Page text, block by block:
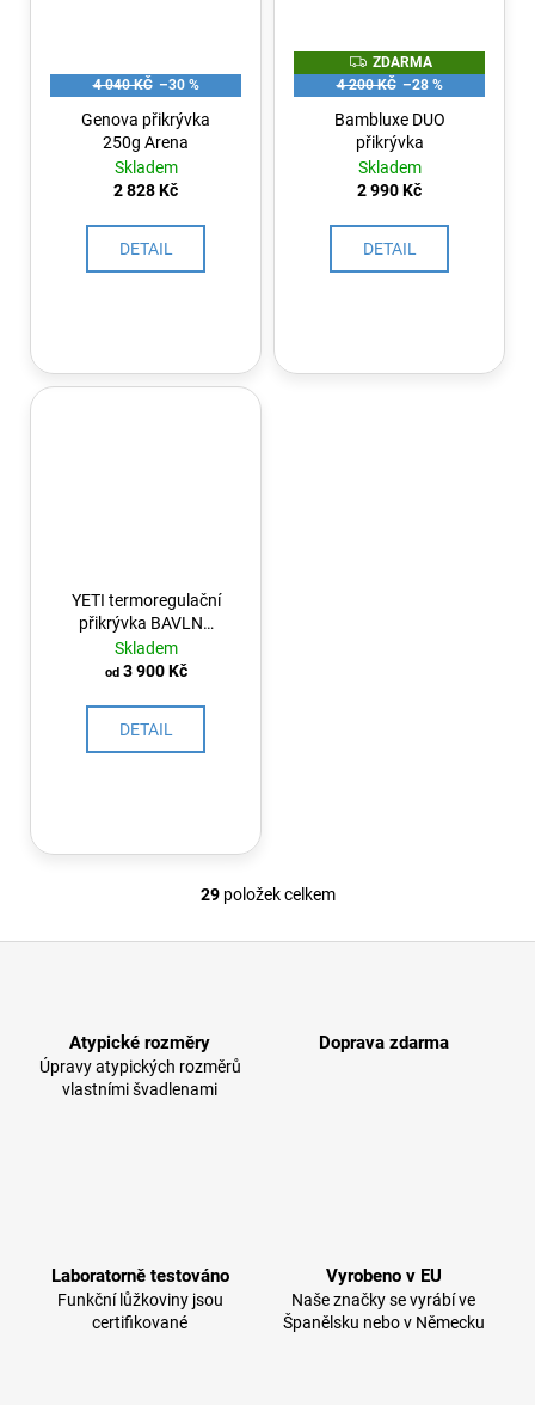
4 040 KČ –30 %
Genova přikrývka
250g Arena
Skladem
2 828 Kč
DETAIL
Z
D
A
R
M
A
ZDARMA
4 200 KČ –28 %
Bambluxe DUO
přikrývka
Skladem
2 990 Kč
DETAIL
YETI termoregulační
přikrývka BAVLNA
OUTLAST ®250g
Skladem
od3 900 Kč
DETAIL
O
29položek celkem
Atypické rozměry
Úpravy atypických rozměrů
vlastními švadlenami
Doprava zdarma
Laboratorně testováno
Funkční lůžkoviny jsou
certifikované
Vyrobeno v EU
Naše značky se vyrábí ve
Španělsku nebo v Německu